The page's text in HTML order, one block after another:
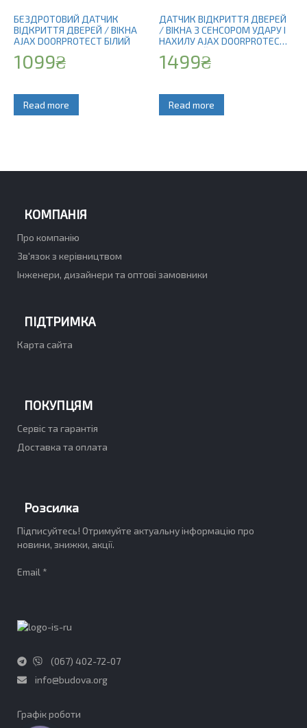
БЕЗДРОТОВИЙ ДАТЧИК
ВІДКРИТТЯ ДВЕРЕЙ / ВІКНА
AJAX DOORPROTECT БІЛИЙ
1099₴
Read more
ДАТЧИК ВІДКРИТТЯ ДВЕРЕЙ
/ ВІКНА З СЕНСОРОМ УДАРУ І
НАХИЛУ AJAX DOORPROTECT
1499₴
Read more
КОМПАНІЯ
Про компанію
Зв'язок з керівництвом
Інженери, дизайнери та оптові замовники
ПІДТРИМКА
Карта сайта
ПОКУПЦЯМ
Сервіс та гарантія
Доставка та оплата
Розсилка
Підписуйтесь! Отримуйте актуальну інформацію про
новини, знижки, акції.
Email *
(067) 402-72-07
info@budova.org
Графік роботи​